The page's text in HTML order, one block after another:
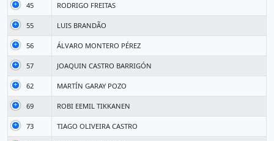
45 RODRIGO FREITAS
55 LUIS BRANDÃO
56 ÁLVARO MONTERO PÉREZ
57 JOAQUIN CASTRO BARRIGÓN
62 MARTÍN GARAY POZO
69 ROBI EEMIL TIKKANEN
73 TIAGO OLIVEIRA CASTRO